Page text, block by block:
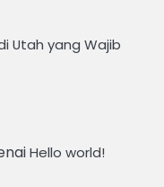
Utah yang Wajib
Hello world!